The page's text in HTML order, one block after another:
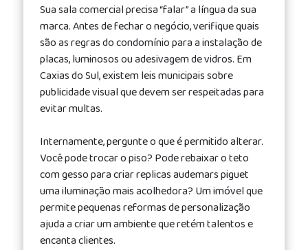
Sua sala comercial precisa “falar” a língua da sua
marca. Antes de fechar o negócio, verifique quais
são as regras do condomínio para a instalação de
placas, luminosos ou adesivagem de vidros. Em
Caxias do Sul, existem leis municipais sobre
publicidade visual que devem ser respeitadas para
evitar multas.
Internamente, pergunte o que é permitido alterar.
Você pode trocar o piso? Pode rebaixar o teto
com gesso para criarreplicas audemars piguet
uma iluminação mais acolhedora? Um imóvel que
permite pequenas reformas de personalização
ajuda a criar um ambiente que retém talentos e
encanta clientes.